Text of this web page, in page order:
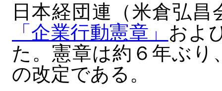
日本経団連（米倉弘
「企業行動憲章」 およ
た。憲章は約６年ぶ
の改定である。